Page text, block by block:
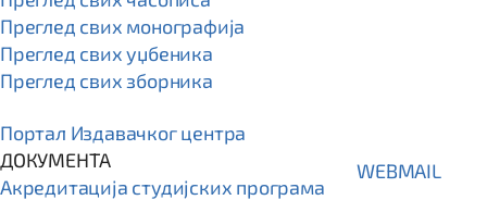
Преглед свих монографија
Преглед свих уџбеника
Преглед свих зборника
Портал Издавачког центра
ДОКУМЕНТА
Акредитација студијских програма
WEBMAIL